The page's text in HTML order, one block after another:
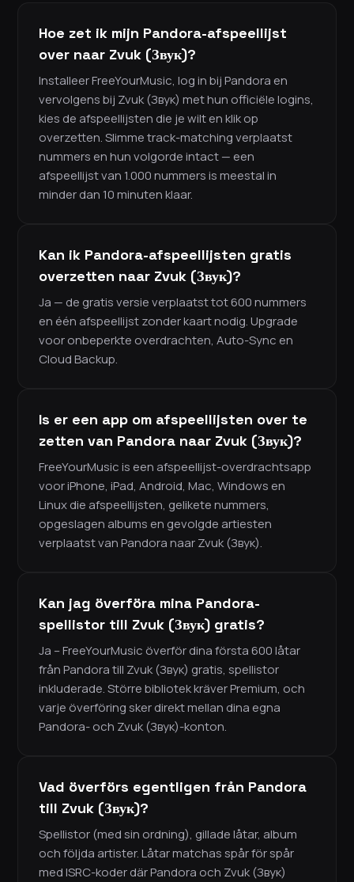
Hoe zet ik mijn Pandora-afspeellijst
over naar Zvuk (Звук)?
Installeer FreeYourMusic, log in bij Pandora en
vervolgens bij Zvuk (Звук) met hun officiële logins,
kies de afspeellijsten die je wilt en klik op
overzetten. Slimme track-matching verplaatst
nummers en hun volgorde intact — een
afspeellijst van 1.000 nummers is meestal in
minder dan 10 minuten klaar.
Kan ik Pandora-afspeellijsten gratis
overzetten naar Zvuk (Звук)?
Ja — de gratis versie verplaatst tot 600 nummers
en één afspeellijst zonder kaart nodig. Upgrade
voor onbeperkte overdrachten, Auto-Sync en
Cloud Backup.
Is er een app om afspeellijsten over te
zetten van Pandora naar Zvuk (Звук)?
FreeYourMusic is een afspeellijst-overdrachtsapp
voor iPhone, iPad, Android, Mac, Windows en
Linux die afspeellijsten, gelikete nummers,
opgeslagen albums en gevolgde artiesten
verplaatst van Pandora naar Zvuk (Звук).
Kan jag överföra mina Pandora-
spellistor till Zvuk (Звук) gratis?
Ja – FreeYourMusic överför dina första 600 låtar
från Pandora till Zvuk (Звук) gratis, spellistor
inkluderade. Större bibliotek kräver Premium, och
varje överföring sker direkt mellan dina egna
Pandora- och Zvuk (Звук)-konton.
Vad överförs egentligen från Pandora
till Zvuk (Звук)?
Spellistor (med sin ordning), gillade låtar, album
och följda artister. Låtar matchas spår för spår
med ISRC-koder där Pandora och Zvuk (Звук)